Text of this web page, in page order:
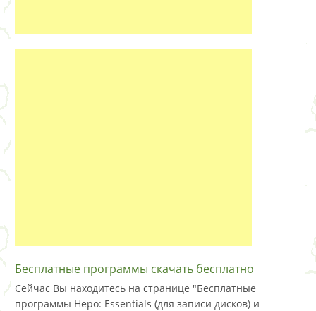
Бесплатные программы скачать бесплатно
Сейчас Вы находитесь на странице "Бесплатные
программы Неро: Essentials (для записи дисков) и